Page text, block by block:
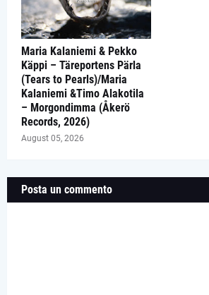
Maria Kalaniemi & Pekko
Käppi – Täreportens Pärla
(Tears to Pearls)/Maria
Kalaniemi &Timo Alakotila
– Morgondimma (Åkerö
Records, 2026)
August 05, 2026
Posta un commento